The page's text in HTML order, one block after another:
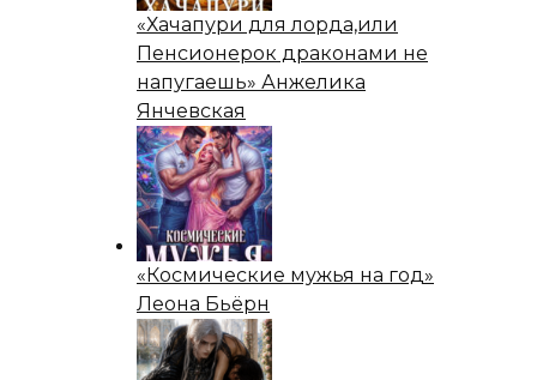
«Хачапури для лорда,или
Пенсионерок драконами не
напугаешь» Анжелика
Янчевская
«Космические мужья на год»
Леона Бьёрн